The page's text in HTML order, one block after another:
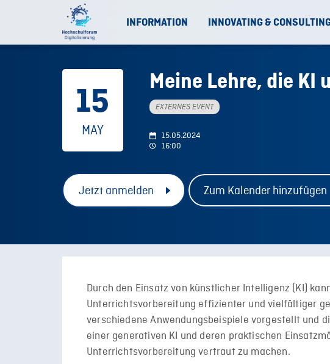
INFORMATION INNOVATING &
15
MAY
Meine Lehre, die KI
EXTERNES EVENT
15.05.2024
16:00
Jetzt anmelden Zum Kalender hinzufügen
Durch den Einsatz von künstlicher Intelligenz (KI)
Unterrichtsvorbereitung effizienter und vielfältiger
verschiedene Anwendungsbeispiele vorgestellt und
einer generativen KI und deren praktischen
Unterrichtsvorbereitung vertraut zu machen.